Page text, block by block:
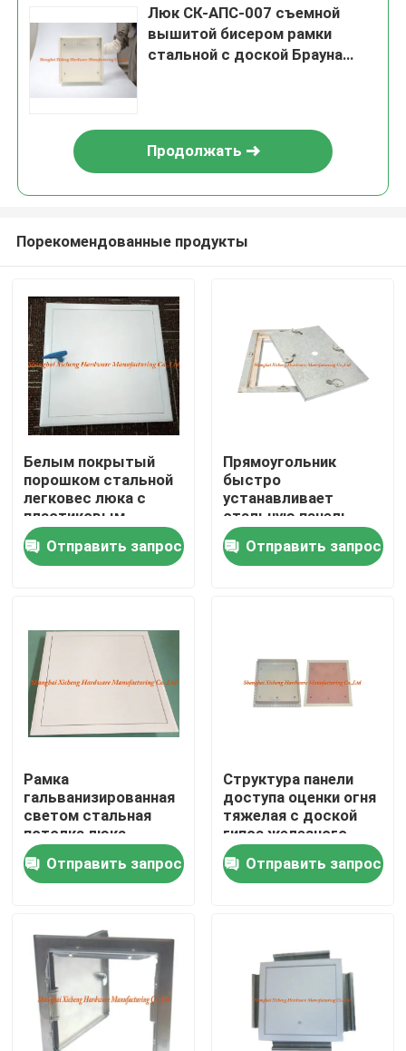
Дом
О нас
Путешествие фабрики
Свяжитесь мы
Спросите цитату
Алюминиевая панель доступа
Стальная панель доступа
Аксессуары гипсокартона
Люк СК-АПС-007 съемной
вышитой бисером рамки
стальной с доской Брауна
Продолжать
Порекомендованные продукты
Белым покрытый
порошком стальной
легковес люка с
пластиковым
ключом Буле
Отправить запрос
Прямоугольник
быстро
устанавливает
стальную панель
доступа с тяжелыми
крюками люка 4
Отправить запрос
Рамка
гальванизированная
светом стальная
потолка люка
дверцы входного
люка притока СК-
АПС-010
Отправить запрос
Структура панели
доступа оценки огня
тяжелая с доской
гипса железного
каркаса
Отправить запрос